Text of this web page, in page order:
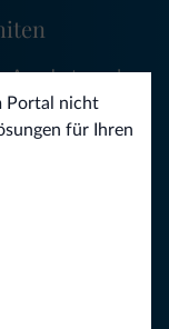
Portal nicht
für Ihren
Angebote und
Dolomiten.